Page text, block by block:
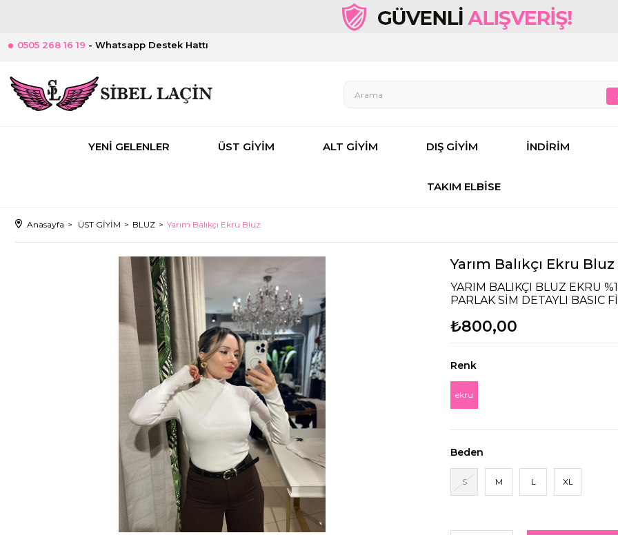
0505 268 16 19 - Whatsapp Destek Hattı
YENİ GELENLER ÜST GİYİM ALT GİYİM DIŞ GİYİM İNDİRİM
TAKIM ELBİSE
Anasayfa ÜST GİYİM BLUZ Yarım Balıkçı Ekru Bluz
Yarım Balıkçı Ekru Bluz
YARIM BALIKÇI BLUZ EKRU
PARLAK SİM DETAYLI BASIC
₺800,00
Renk
ekru
Beden
S M L XL